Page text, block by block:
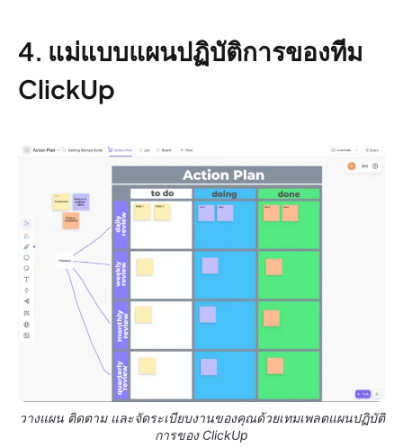
4. แม่แบบแผนปฏิบัติการของทีม
ClickUp
วางแผน ติดตาม และจัดระเบียบงานของคุณด้วยเทมเพลตแผนปฏิบัติ
การของ ClickUp